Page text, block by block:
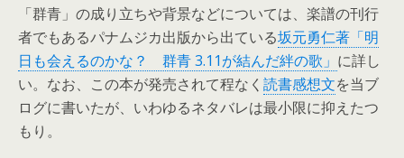
「群青」の成り立ちや背景などについては、楽譜の刊行
者でもあるパナムジカ出版から出ている坂元勇仁著「明
日も会えるのかな？ 群青 3.11が結んだ絆の歌」 に詳し
い。なお、この本が発売されて程なく 読書感想文を当ブ
ログに書いたが、いわゆるネタバレは最小限に抑えたつ
もり。